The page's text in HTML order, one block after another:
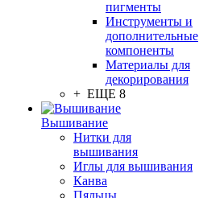
пигменты
Инструменты и
дополнительные
компоненты
Материалы для
декорирования
+ ЕЩЕ 8
Вышивание
Нитки для
вышивания
Иглы для вышивания
Канва
Пяльцы